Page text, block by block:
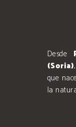
Desde
(Soria)
que
la